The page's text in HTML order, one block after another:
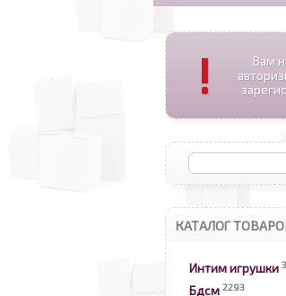
!
Вам
КАТАЛОГ
Интим игрушки
Бдсм 2293